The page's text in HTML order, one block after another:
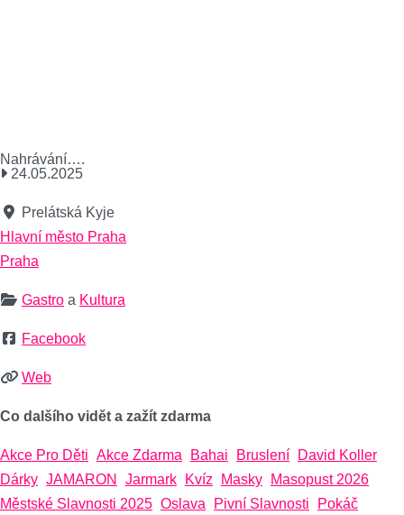
Nahrávání….
24.05.2025
Prelátská Kyje
Hlavní město Praha
Praha
Gastro a Kultura
Facebook
Web
Co dalšího vidět a zažít zdarma
Akce Pro Děti Akce Zdarma Bahai Bruslení
David Koller
Dárky JAMARON Jarmark Kvíz Masky
Masopust 2026
Městské Slavnosti 2025 Oslava Pivní Slavnosti
Pokáč